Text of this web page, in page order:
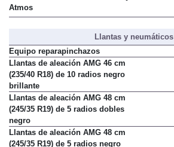
Sonido Burmester calidad Dolby
Atmos
Llantas y neumáticos
Equipo reparapinchazos
Llantas de aleación AMG 46 cm
(235/40 R18) de 10 radios negro
brillante
Llantas de aleación AMG 48 cm
(245/35 R19) de 5 radios dobles
negro
Llantas de aleación AMG 48 cm